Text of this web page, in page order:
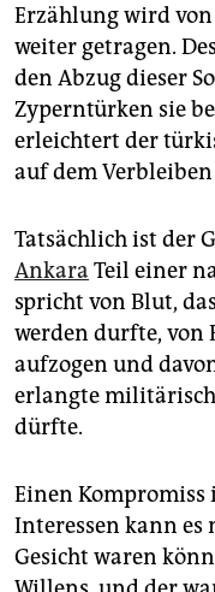
Erzählung wird
weiter getragen.
den Abzug dieser
Zyperntürken sie
erleichtert der
auf dem
Tatsächlich ist der
Ankara Teil einer
spricht von Blut,
werden durfte, von
aufzogen und
erlangte
dürfte.
Einen Kompromiss
Interessen kann es
Gesicht waren